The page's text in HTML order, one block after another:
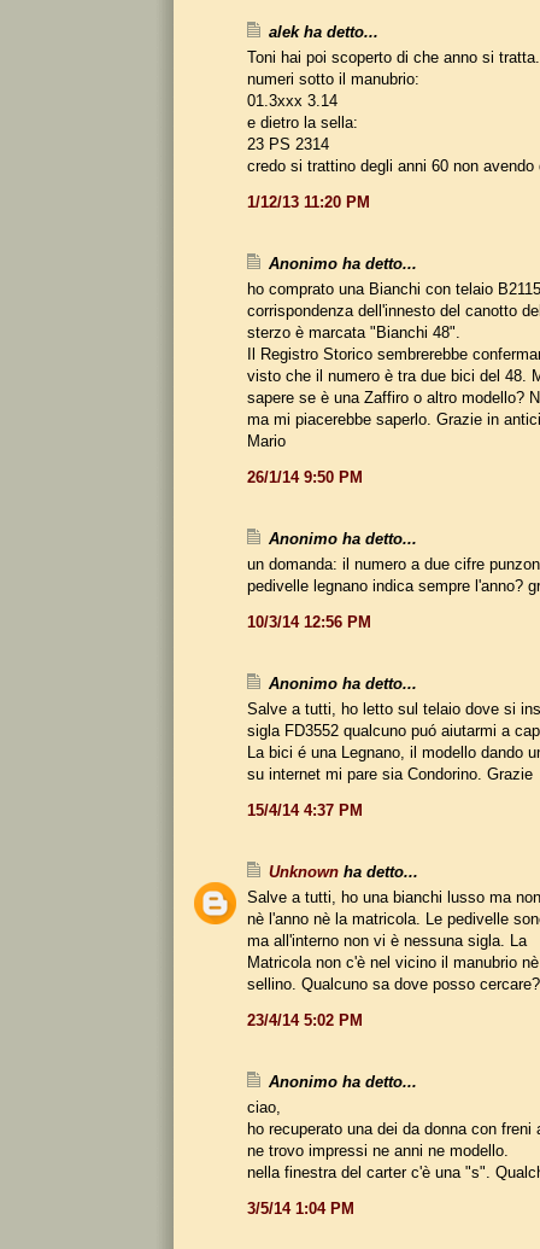
alek ha detto...
Toni hai poi scoperto di che anno si
numeri sotto il manubrio:
01.3xxx 3.14
e dietro la sella:
23 PS 2314
credo si trattino degli anni 60 non avendo
1/12/13 11:20 PM
Anonimo ha detto...
ho comprato una Bianchi con telaio
corrispondenza dell'innesto del canotto
sterzo è marcata "Bianchi 48".
Il Registro Storico sembrerebbe
visto che il numero è tra due bici del 48.
sapere se è una Zaffiro o altro modello?
ma mi piacerebbe saperlo. Grazie in
Mario
26/1/14 9:50 PM
Anonimo ha detto...
un domanda: il numero a due cifre
pedivelle legnano indica sempre l'anno?
10/3/14 12:56 PM
Anonimo ha detto...
Salve a tutti, ho letto sul telaio dove si
sigla FD3552 qualcuno puó aiutarmi a
La bici é una Legnano, il modello dando
su internet mi pare sia Condorino. Grazie
15/4/14 4:37 PM
Unknown ha detto...
Salve a tutti, ho una bianchi lusso ma
nè l'anno nè la matricola. Le pedivelle
ma all'interno non vi è nessuna sigla. La
Matricola non c'è nel vicino il manubrio
sellino. Qualcuno sa dove posso cercare?
23/4/14 5:02 PM
Anonimo ha detto...
ciao,
ho recuperato una dei da donna con freni
ne trovo impressi ne anni ne modello.
nella finestra del carter c'è una "s".
3/5/14 1:04 PM